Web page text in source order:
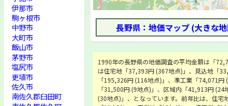
長野県：地価マップ (大きな
1990年の長野県の地価調査の平均金額は「
は住宅地「37,393円 (367地点)」、見込地「
「195,326円 (116地点)」、準工業「74,071円
「31,500円 (9地点)」、区域内「41,913円
(30地点)」、となっています。前年比は、住宅
伊那市
駒ヶ根市
中野市
大町市
飯山市
茅野市
塩尻市
更埴市
佐久市
南佐久郡臼田町